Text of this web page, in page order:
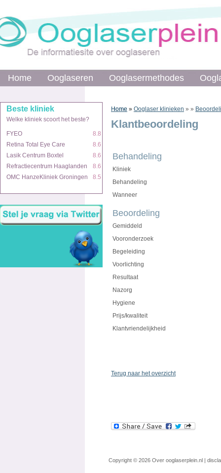
Home Ooglaseren Ooglasermethodes
Beste kliniek
Welke kliniek scoort het beste?
FYEO
8.8
Retina Total Eye Care
8.6
Lasik Centrum Boxtel
8.6
Refractiecentrum Haaglanden
8.6
OMC HanzeKliniek Groningen
8.5
Home »
Home Ooglaseren Ooglasermethodes
Beste kliniek
Welke kliniek scoort het beste?
FYEO
8.8
Retina Total Eye Care
8.6
Lasik Centrum Boxtel
8.6
Refractiecentrum Haaglanden
8.6
OMC HanzeKliniek Groningen
8.5
Home » Ooglaser klinieken » »
Klantbeoordeling
Behandeling
Kliniek
Behandeling
Wanneer
Beoordeling
Gemiddeld
Vooronderzoek
Begeleiding
Voorlichting
Resultaat
Nazorg
Hygiene
Prijs/kwaliteit
Klantvriendelijkheid
Terug naar het overzicht
Copyright © 2026 Over ooglaserplein.nl |